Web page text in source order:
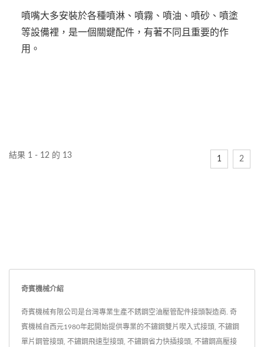
噴嘴大多安裝於各種噴淋、噴霧、噴油、噴砂、噴塗
等設備裡，是一個關鍵配件，有著不同且重要的作
用。
結果 1 - 12 的 13 1 2
奇賓機械介紹
奇賓機械有限公司是台灣專業生產不銹鋼空油壓管配件接頭製造商. 奇
賓機械自西元1980年起開始提供專業的不鏽鋼雙片喫入式接頭, 不鏽鋼
單片鋼管接頭, 不鏽鋼飛速型接頭, 不鏽鋼省力快插接頭, 不鏽鋼高壓接